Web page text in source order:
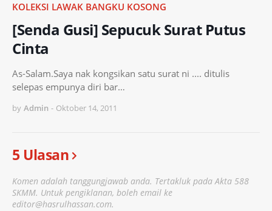
KOLEKSI LAWAK BANGKU KOSONG
[Senda Gusi] Sepucuk Surat Putus
Cinta
As-Salam.Saya nak kongsikan satu surat ni .... ditulis
selepas empunya diri bar…
by Admin - Oktober 14, 2011
5 Ulasan
Komen adalah tanggungjawab anda. Tertakluk pada Akta 588
SKMM. Untuk pengiklanan, boleh email ke
editor@hasrulhassan.com.